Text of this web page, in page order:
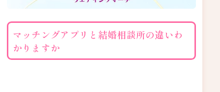
マッチングアプリと結婚相談所の違いわ
かりますか